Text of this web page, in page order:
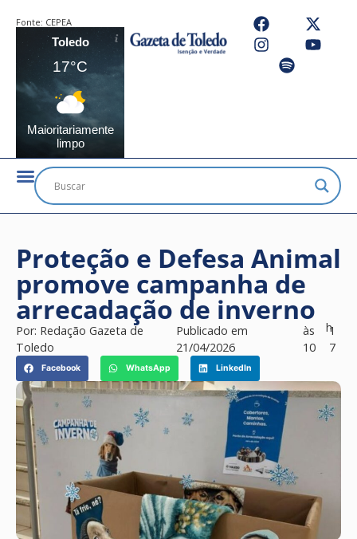
Fonte: CEPEA
Toledo
17°C
Maioritariamente
limpo
Proteção e Defesa Animal
promove campanha de
arrecadação de inverno
Por: Redação Gazeta de
Toledo
Publicado em
21/04/2026
às
10
h1
7
Facebook WhatsApp LinkedIn